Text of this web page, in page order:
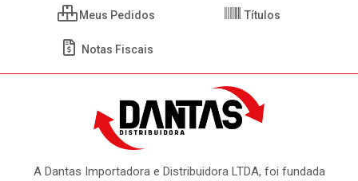
Meus Pedidos Títulos
Notas Fiscais
A Dantas Importadora e Distribuidora LTDA, foi fundada